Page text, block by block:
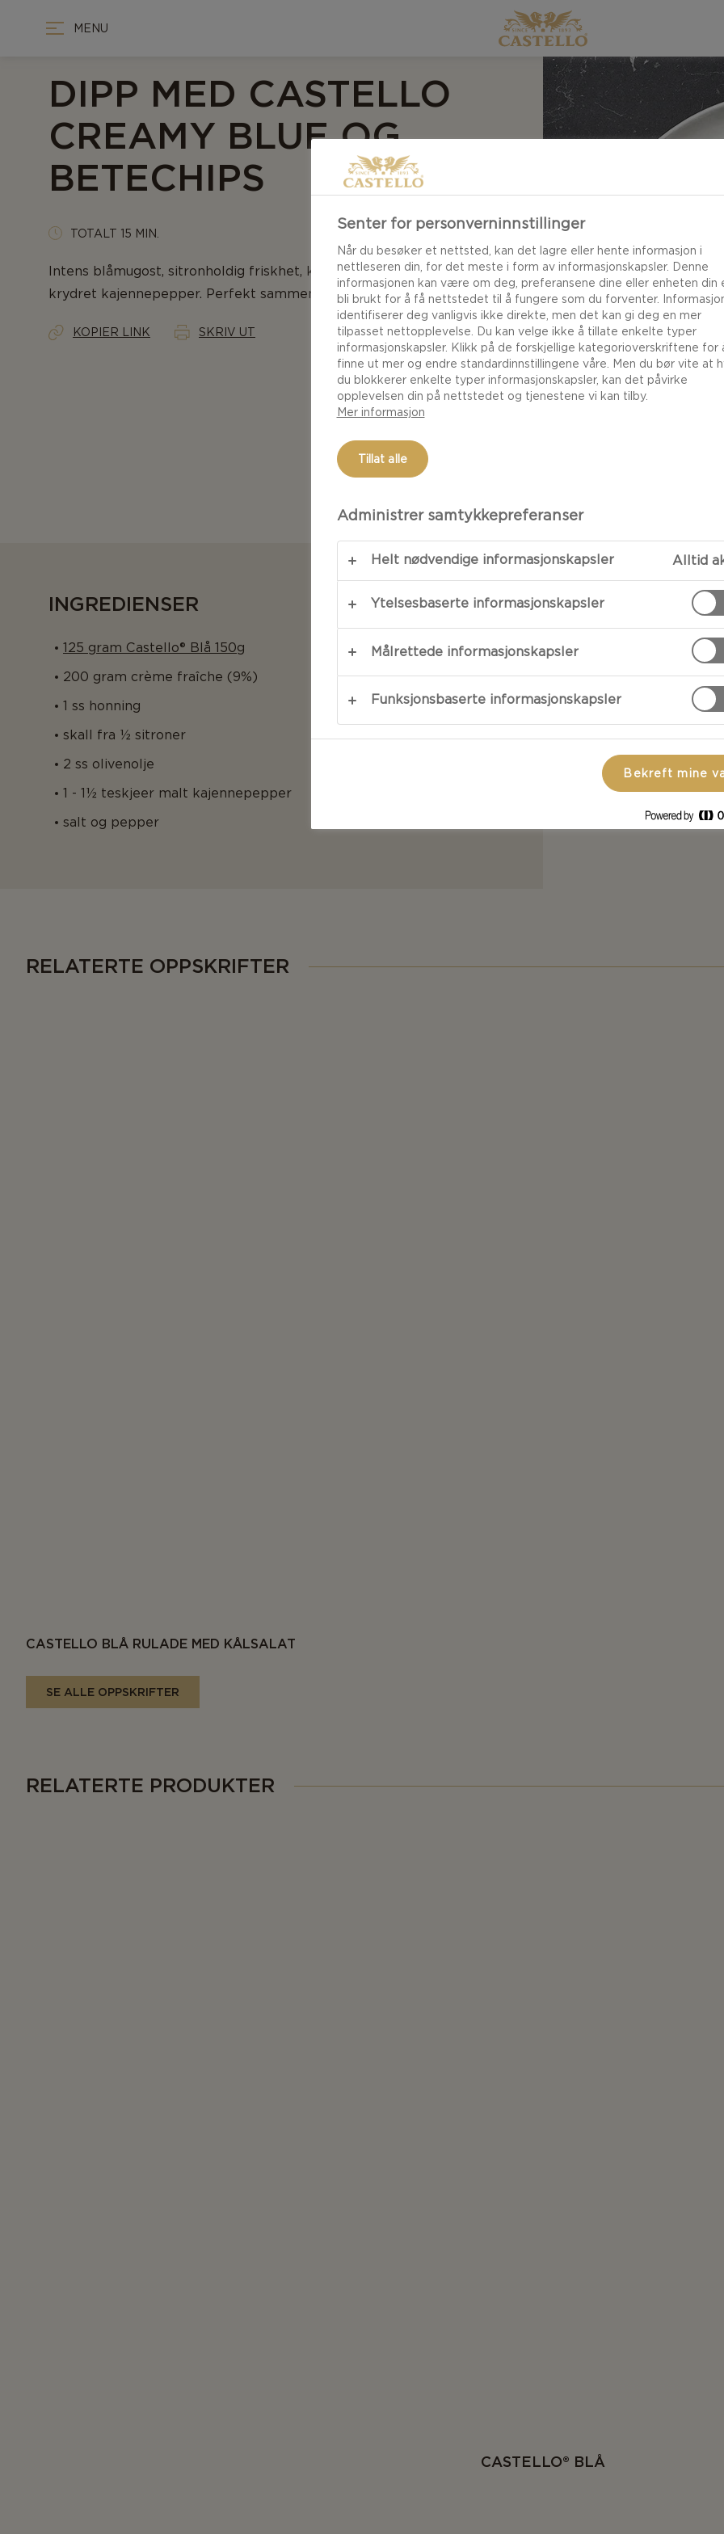
MENU
DIPP MED CASTELLO
CREAMY BLUE OG
BETECHIPS
TOTALT 15 MIN.
Intens blåmugost, sitronholdig friskhet, kremet crème fraiche og
krydret kajennepepper. Perfekt sammen med knasende betechips.
KOPIER LINK SKRIV UT
INGREDIENSER
125 gram Castello® Blå 150g
200 gram crème fraîche (9%)
1 ss honning
skall fra ½ sitroner
2 ss olivenolje
1 - 1½ teskjeer malt kajennepepper
salt og pepper
Mos osten
Smak til med
pepper
Dryss litt
betechips
RELATERTE OPPSKRIFTER
CASTELLO BLÅ RULADE MED KÅLSALAT
SE ALLE OPPSKRIFTER
RELATERTE PRODUKTER
CASTELLO® BLÅ
Senter for personverninnstillinger
Når du besøker et nettsted, kan det lagre eller hente informasjon i
nettleseren din, for det meste i form av informasjonskapsler. Denne
informasjonen kan være om deg, preferansene dine eller enheten din
bli brukt for å få nettstedet til å fungere som du forventer.
identifiserer deg vanligvis ikke direkte, men det kan gi deg en mer
tilpasset nettopplevelse. Du kan velge ikke å tillate enkelte typer
informasjonskapsler. Klikk på de forskjellige kategorioverskriftene for
finne ut mer og endre standardinnstillingene våre. Men du bør vite at
du blokkerer enkelte typer informasjonskapsler, kan det påvirke
opplevelsen din på nettstedet og tjenestene vi kan tilby.
Mer informasjon
Tillat alle
Administrer samtykkepreferanser
Helt nødvendige informasjonskapsler Alltid
Ytelsesbaserte informasjonskapsler
Målrettede informasjonskapsler
Funksjonsbaserte informasjonskapsler
Bekreft mine